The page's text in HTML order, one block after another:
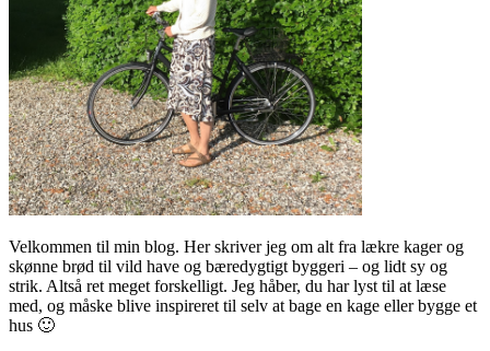
Velkommen til min blog. Her skriver jeg om alt fra lækre kager og
skønne brød til vild have og bæredygtigt byggeri – og lidt sy og
strik. Altså ret meget forskelligt. Jeg håber, du har lyst til at læse
med, og måske blive inspireret til selv at bage en kage eller bygge et
hus 🙂